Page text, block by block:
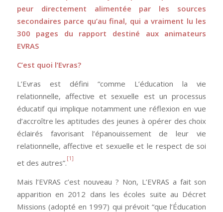
peur directement alimentée par les sources
secondaires parce qu’au final, qui a vraiment lu les
300 pages du rapport destiné aux animateurs
EVRAS
C’est quoi l’Evras?
L’Evras est défini “comme L’éducation la vie
relationnelle, affective et sexuelle est un processus
éducatif qui implique notamment une réflexion en vue
d’accroître les aptitudes des jeunes à opérer des choix
éclairés favorisant l’épanouissement de leur vie
relationnelle, affective et sexuelle et le respect de soi
et des autres”.[1]
Mais l’EVRAS c’est nouveau ? Non, L’EVRAS a fait son
apparition en 2012 dans les écoles suite au Décret
Missions (adopté en 1997) qui prévoit “que l’Éducation